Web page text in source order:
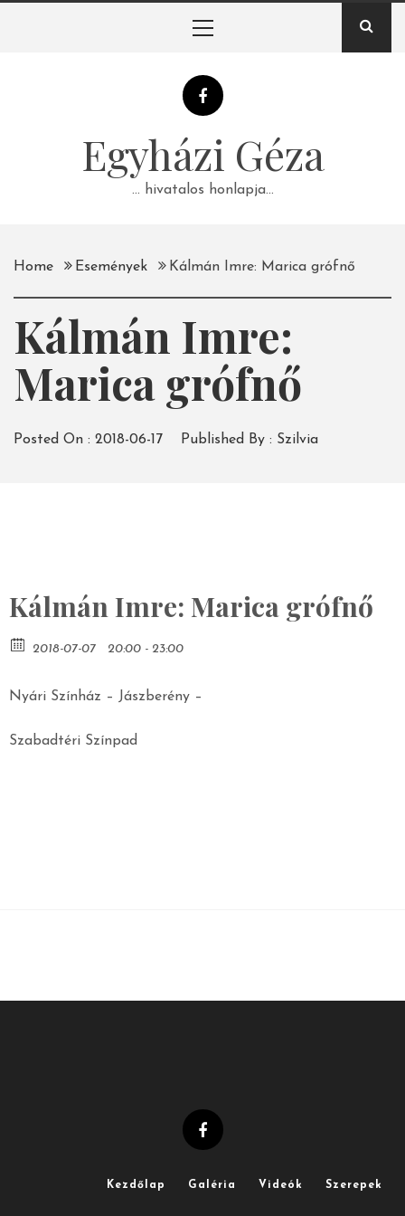
Egyházi Géza
… hivatalos honlapja…
Home Események Kálmán Imre: Marica grófnő
Kálmán Imre:
Marica grófnő
Posted On : 2018-06-17 Published By : Szilvia
Kálmán Imre: Marica grófnő
2018-07-07 20:00 - 23:00
Nyári Színház – Jászberény –
Szabadtéri Színpad
Kezdőlap Galéria Videók Szerepek